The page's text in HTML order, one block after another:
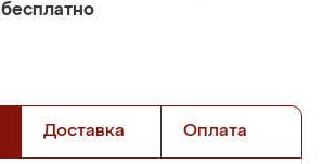
бесплатно
Доставка Оплата